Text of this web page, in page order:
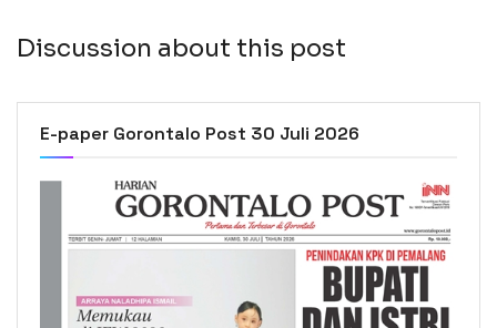
Discussion about this post
E-paper Gorontalo Post 30 Juli 2026